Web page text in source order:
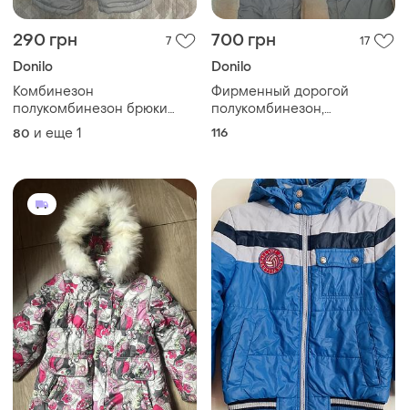
290 грн 7
Donilo
Комбинезон
полукомбинезон брюки
зима
80 и еще 1
700 грн 17
Donilo
Фирменный дорогой
полукомбинезон,
комбинезон donilo 6 лет
116